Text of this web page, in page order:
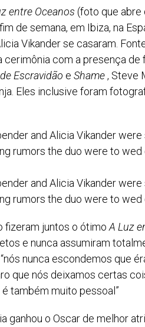
entre Oceanos (foto que abre
de semana, em Ibiza, na
Vikander se casaram.
cerimônia com a presença de
Escravidão e Shame, Steve
Eles inclusive foram
fizeram juntos o ótimo A Luz
e nunca assumiram
nunca escondemos que
que nós deixamos certas
também muito pessoal”
ganhou o Oscar de melhor